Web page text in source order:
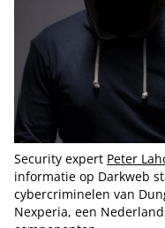
Security expert Peter
informatie op Darkweb
cybercriminelen van
Nexperia, een